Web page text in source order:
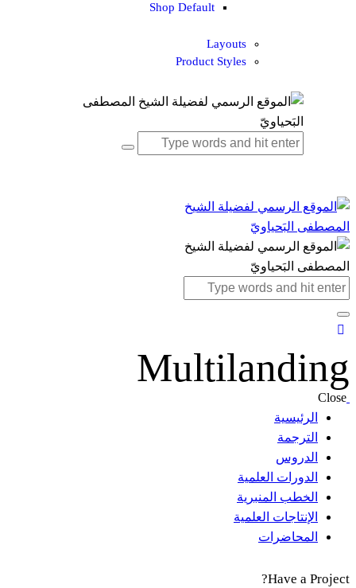
Shop Default
Layouts
Product Styles
Multilanding
Close
الرئيسية
الترجمة
الدروس
الدورات العلمية
الخطب المنبرية
الإنتاجات العلمية
المحاضرات
Have a Project?